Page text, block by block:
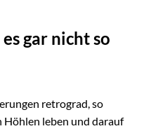
gar nicht so
retrograd, so
leben und darauf